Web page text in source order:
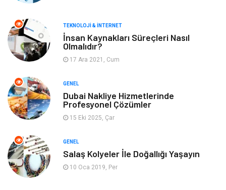
Gayrimenkul Spor
Finans& Ekonomi Anne & Çocuk
Genel Kültür
Ev İşleri
Mobilya
Astroloji
TEKNOLOJI & İNTERNET
İnsan Kaynakları Süreçleri Nasıl
Olmalıdır?
17 Ara 2021, Cum
GENEL
Dubai Nakliye Hizmetlerinde
Profesyonel Çözümler
15 Eki 2025, Çar
GENEL
Salaş Kolyeler İle Doğallığı Yaşayın
10 Oca 2019, Per